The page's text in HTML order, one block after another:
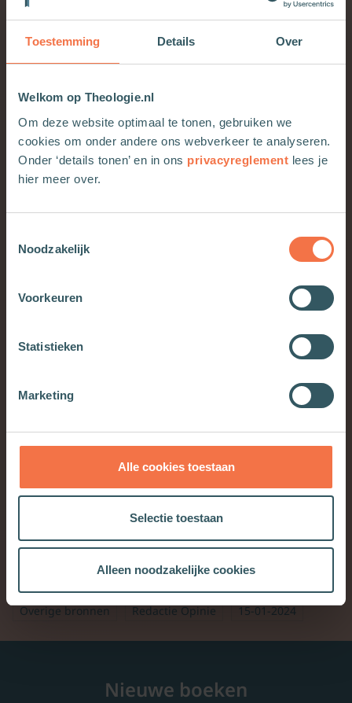
Toestemming Details Over
Welkom op Theologie.nl
Om deze website optimaal te tonen, gebruiken we
cookies om onder andere ons webverkeer te analyseren.
Onder ‘details tonen’ en in ons privacyreglement lees je
hier meer over.
Noodzakelijk
Voorkeuren
Statistieken
Marketing
Alle cookies toestaan
Selectie toestaan
Alleen noodzakelijke cookies
Nelleke Plompin reactieop Hanneke
Schaaps ‘Goede theologie en de ggz‘.
Matthijs Schuurmanin reactieop Maaike
Hanna Rijkenin reactie
Lijden en ongeluk‘.
Tom Schepersin reactieop Thomas
Quartiers ‘Pacifisme tussen ideaal en
Saskia van Meggelenin reactieop Monique
Vrouwendag en vrouw in de kerk
Jongs ‘Bodem leggen voor een duurzaam
Thandi Soko-de Jong
op Yanniek
Zelf verstillen voor wie stil
Monique van Dijk-Groeneboer
Abrahamse’s ‘Zingevingsschaarste’.
alleTheologencolumnsbladeren. Je vindt zehier
Algemene redactie
Overige bronnen
Redactie Opinie 15-01-2024
Nieuwe boeken